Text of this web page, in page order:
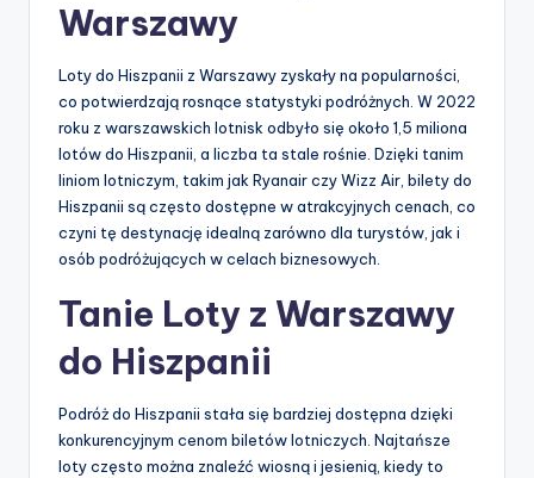
Warszawy
Loty do Hiszpanii z Warszawy zyskały na popularności,
co potwierdzają rosnące statystyki podróżnych. W 2022
roku z warszawskich lotnisk odbyło się około 1,5 miliona
lotów do Hiszpanii, a liczba ta stale rośnie. Dzięki tanim
liniom lotniczym, takim jak Ryanair czy Wizz Air, bilety do
Hiszpanii są często dostępne w atrakcyjnych cenach, co
czyni tę destynację idealną zarówno dla turystów, jak i
osób podróżujących w celach biznesowych.
Tanie Loty z Warszawy
do Hiszpanii
Podróż do Hiszpanii stała się bardziej dostępna dzięki
konkurencyjnym cenom biletów lotniczych. Najtańsze
loty często można znaleźć wiosną i jesienią, kiedy to